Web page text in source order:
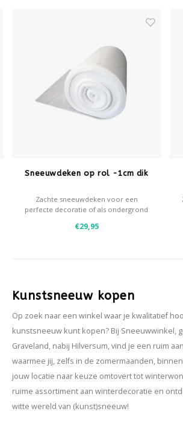
Sneeuwdeken op rol -1cm dik
Zachte sneeuwdeken voor een
perfecte decoratie of als ondergrond
- 1cm dik
€29,95
Kunstsneeuw kopen
Op zoek naar een winkel waar je kwalitatief
kunstsneeuw kunt kopen? Bij Sneeuwwinkel,
Graveland, nabij Hilversum, vind je een ruim
waarmee jij, zelfs in de zomermaanden,
jouw locatie naar keuze omtovert tot
ruime assortiment aan winterdecoratie en
witte wereld van (kunst)sneeuw!